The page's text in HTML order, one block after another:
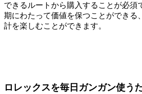
できるルートから購入することが必須
期にわたって価値を保つことができる
計を楽しむことができます。
ロレックスを毎日ガンガン使う